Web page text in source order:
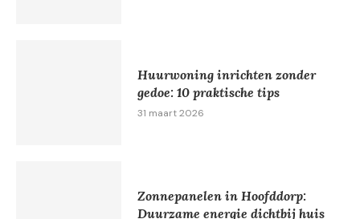
Huurwoning inrichten zonder
gedoe: 10 praktische tips
31 maart 2026
Zonnepanelen in Hoofddorp:
Duurzame energie dichtbij huis